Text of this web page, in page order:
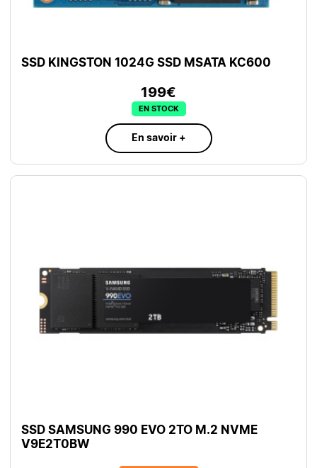
SSD KINGSTON 1024G SSD MSATA KC600
199€
EN STOCK
En savoir +
SSD SAMSUNG 990 EVO 2TO M.2 NVME
V9E2T0BW